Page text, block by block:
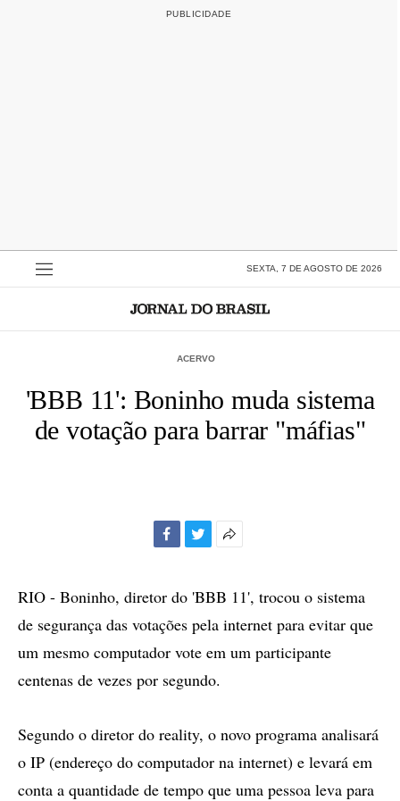
SEXTA, 7 DE AGOSTO DE 2026
ACERVO
'BBB 11': Boninho muda sistema
de votação para barrar "máfias"
compartilhamento
RIO - Boninho, diretor do 'BBB 11', trocou o sistema
de segurança das votações pela internet para evitar que
um mesmo computador vote em um participante
centenas de vezes por segundo.
Segundo o diretor do reality, o novo programa analisará
o IP (endereço do computador na internet) e levará em
conta a quantidade de tempo que uma pessoa leva para